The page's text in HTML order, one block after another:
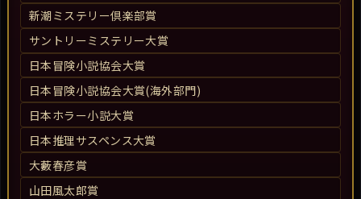
新潮ミステリー倶楽部賞
サントリーミステリー大賞
日本冒険小説協会大賞
日本冒険小説協会大賞(海外部門)
日本ホラー小説大賞
日本推理サスペンス大賞
大藪春彦賞
山田風太郎賞